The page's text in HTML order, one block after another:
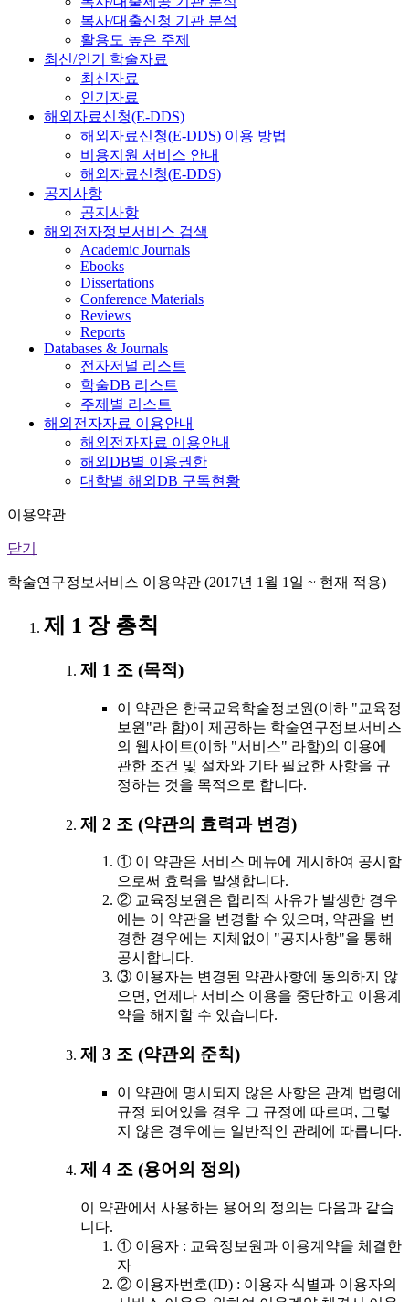
복사/대출신청 기관 분석
활용도 높은 주제
최신/인기 학술자료
최신자료
인기자료
해외자료신청(E-DDS)
해외자료신청(E-DDS) 이용 방법
비용지원 서비스 안내
해외자료신청(E-DDS)
공지사항
공지사항
해외전자정보서비스 검색
Academic Journals
Ebooks
Dissertations
Conference Materials
Reviews
Reports
Databases & Journals
전자저널 리스트
학술DB 리스트
주제별 리스트
해외전자자료 이용안내
해외전자자료 이용안내
해외DB별 이용권한
대학별 해외DB 구독현황
이용약관
닫기
학술연구정보서비스 이용약관 (2017년 1월 1일 ~ 현재 적용)
제 1 장 총칙
제 1 조 (목적)
이 약관은 한국교육학술정보원(이하 "교육정
보원"라 함)이 제공하는 학술연구정보서비스
의 웹사이트(이하 "서비스" 라함)의 이용에
관한 조건 및 절차와 기타 필요한 사항을 규
정하는 것을 목적으로 합니다.
제 2 조 (약관의 효력과 변경)
① 이 약관은 서비스 메뉴에 게시하여 공시함
으로써 효력을 발생합니다.
② 교육정보원은 합리적 사유가 발생한 경우
에는 이 약관을 변경할 수 있으며, 약관을 변
경한 경우에는 지체없이 "공지사항"을 통해
공시합니다.
③ 이용자는 변경된 약관사항에 동의하지 않
으면, 언제나 서비스 이용을 중단하고 이용계
약을 해지할 수 있습니다.
제 3 조 (약관외 준칙)
이 약관에 명시되지 않은 사항은 관계 법령에
규정 되어있을 경우 그 규정에 따르며, 그렇
지 않은 경우에는 일반적인 관례에 따릅니다.
제 4 조 (용어의 정의)
이 약관에서 사용하는 용어의 정의는 다음과 같습
니다.
① 이용자 : 교육정보원과 이용계약을 체결한
자
② 이용자번호(ID) : 이용자 식별과 이용자의